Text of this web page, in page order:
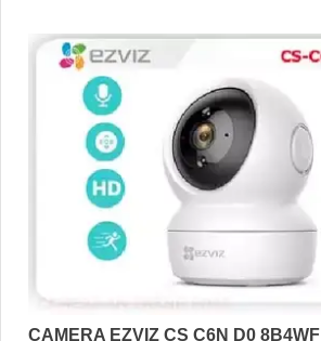
CAMERA EZVIZ CS C6N D0 8B4WF